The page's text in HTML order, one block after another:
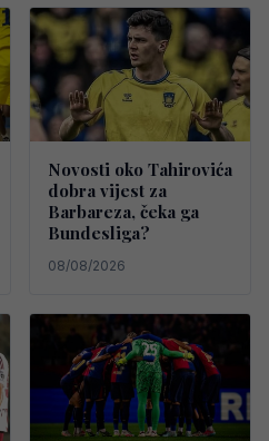
Novosti oko Tahirovića
dobra vijest za
Barbareza, čeka ga
Bundesliga?
08/08/2026